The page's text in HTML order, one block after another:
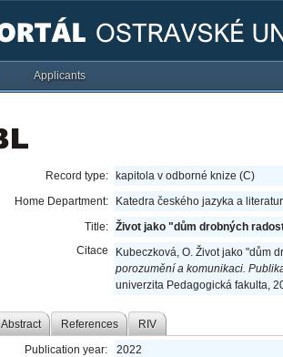
Applicants
Record type:
kapitola v odborné knize (C)
Home Department:
Katedra českého jazyka a
Title: Život jako "dům drobných
Citace
Kubeczková, O. Život jako "dům
porozumění a komunikaci.
univerzita Pedagogická fakulta,
Abstract References RIV
Publication year: 2022